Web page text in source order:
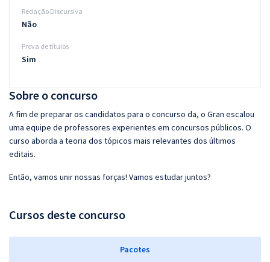
Sobre o concurso
A fim de preparar os candidatos para o concurso da, o Gran escalou
uma equipe de professores experientes em concursos públicos. O
curso aborda a teoria dos tópicos mais relevantes dos últimos
editais.
Então, vamos unir nossas forças! Vamos estudar juntos?
Cursos deste concurso
Pacotes
Redação Discursiva
Não
Prova de títulos
Sim